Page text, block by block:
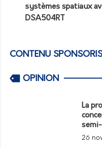
systèmes spatiaux
DSA504RT
CONTENU
OPINION
La
26